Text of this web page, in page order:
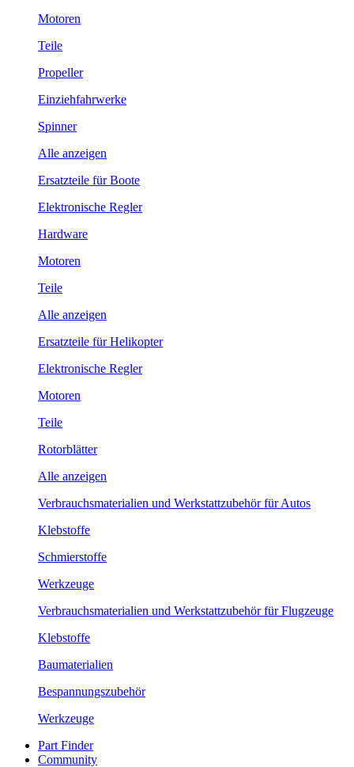
Motoren
Teile
Propeller
Einziehfahrwerke
Spinner
Alle anzeigen
Ersatzteile für Boote
Elektronische Regler
Hardware
Motoren
Teile
Alle anzeigen
Ersatzteile für Helikopter
Elektronische Regler
Motoren
Teile
Rotorblätter
Alle anzeigen
Verbrauchsmaterialien und Werkstattzubehör für Autos
Klebstoffe
Schmierstoffe
Werkzeuge
Verbrauchsmaterialien und Werkstattzubehör für Flugzeuge
Klebstoffe
Baumaterialien
Bespannungszubehör
Werkzeuge
Part Finder
Community